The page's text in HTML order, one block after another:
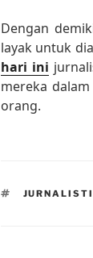
Dengan
layak untuk
hari ini
mereka
orang.
TAGS